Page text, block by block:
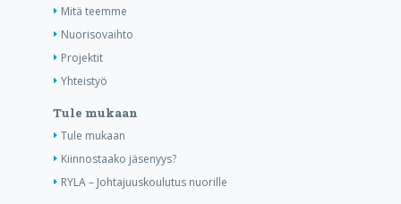
Mitä teemme
Nuorisovaihto
Projektit
Yhteistyö
Tule mukaan
Tule mukaan
Kiinnostaako jäsenyys?
RYLA – Johtajuuskoulutus nuorille